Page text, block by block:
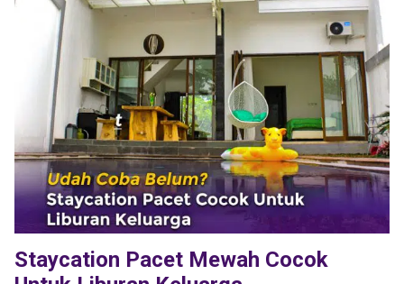
Staycation Pacet Mewah Cocok